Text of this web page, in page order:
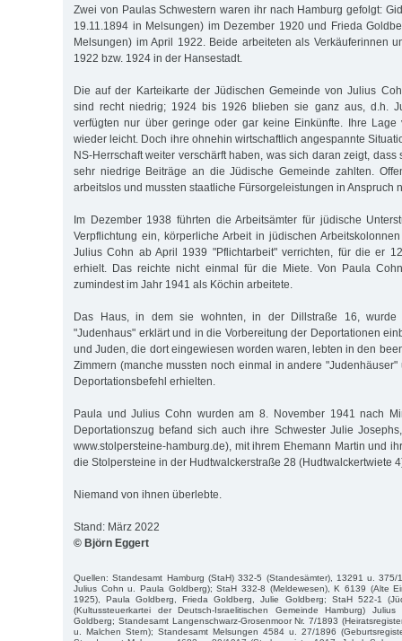
Zwei von Paulas Schwestern waren ihr nach Hamburg gefolgt:
19.11.1894 in Melsungen) im Dezember 1920 und Frieda
Melsungen) im April 1922. Beide arbeiteten als Verkäuferinnen
1922 bzw. 1924 in der Hansestadt.
Die auf der Karteikarte der Jüdischen Gemeinde von Julius
sind recht niedrig; 1924 bis 1926 blieben sie ganz aus, d.h.
verfügten nur über geringe oder gar keine Einkünfte. Ihre Lage
wieder leicht. Doch ihre ohnehin wirtschaftlich angespannte
NS-Herrschaft weiter verschärft haben, was sich daran zeigt,
sehr niedrige Beiträge an die Jüdische Gemeinde zahlten.
arbeitslos und mussten staatliche Fürsorgeleistungen in Anspruch
Im Dezember 1938 führten die Arbeitsämter für jüdische
Verpflichtung ein, körperliche Arbeit in jüdischen
Julius Cohn ab April 1939 "Pflichtarbeit" verrichten, für die er
erhielt. Das reichte nicht einmal für die Miete. Von Paula
zumindest im Jahr 1941 als Köchin arbeitete.
Das Haus, in dem sie wohnten, in der Dillstraße 16, wurde
"Judenhaus" erklärt und in die Vorbereitung der Deportationen
und Juden, die dort eingewiesen worden waren, lebten in den
Zimmern (manche mussten noch einmal in andere
Deportationsbefehl erhielten.
Paula und Julius Cohn wurden am 8. November 1941 nach
Deportationszug befand sich auch ihre Schwester Julie
www.stolpersteine-hamburg.de), mit ihrem Ehemann Martin und
die Stolpersteine in der Hudtwalckerstraße 28 (Hudtwalckertwiete
Niemand von ihnen überlebte.
Stand: März 2022
© Björn Eggert
Quellen: Standesamt Hamburg (StaH) 332-5 (Standesämter), 13291 u. 375/
Julius Cohn u. Paula Goldberg); StaH 332-8 (Meldewesen), K 6139 (Alte
1925), Paula Goldberg, Frieda Goldberg, Julie Goldberg; StaH 522-1
(Kultussteuerkartei der Deutsch-Israelitischen Gemeinde Hamburg)
Goldberg; Standesamt Langenschwarz-Grosenmoor Nr. 7/1893
u. Malchen Stern); Standesamt Melsungen 4584 u. 27/1896